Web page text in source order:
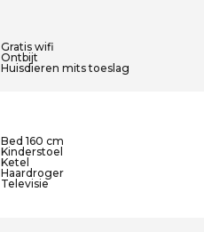
Gratis wifi
Ontbijt
Huisdieren mits toeslag
Bed 160 cm
Kinderstoel
Ketel
Haardroger
Televisie